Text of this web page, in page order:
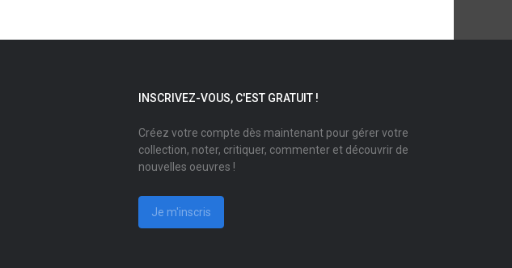
INSCRIVEZ-VOUS, C'EST GRATUIT !
Créez votre compte dès maintenant pour gérer votre
collection, noter, critiquer, commenter et découvrir de
nouvelles oeuvres !
Je m'inscris